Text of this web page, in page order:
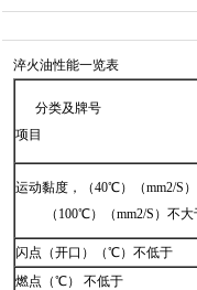
淬火油性能一览表
分类及牌号
项目
运动黏度，（40℃）（mm2/S
（100℃）（mm2/S）不大
闪点（开口）（℃）不低于
燃点（℃） 不低于